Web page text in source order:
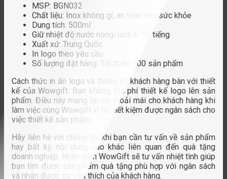
MSP: BGN032
Chất liệu: Inox không gỉ, an toàn cho sức khỏe
Dung tích: 500ml
Giữ nhiệt độ nước nóng/lạnh 6-12 tiếng
Xuất xứ: Trung Quốc
In logo theo yêu cầu
Số lượng đặt hàng: Tối thiểu 100 sản phẩm
Cách thức in ấn logo và thông tin khách hàng bàn với thiết
kế của Wowgift. Bạn không tốn phí thiết kế logo lên sản
phẩm. Điều này mang lại sự thoải mái cho khách hàng khi
làm việc cùng Wowgift vì họ tiết kiệm được ngân sách cho
việc thiết kế sản phẩm.
Hãy liên hệ với chúng tôi khi bạn cần tư vấn về sản phẩm
hay bất kỳ nội dung nào khác liên quan đến quà tặng
doanh nghiệp. Nhân viên WowGift sẽ tư vấn nhiệt tình giúp
bạn tìm được sản phẩm quà tặng phù hợp với ngân sách
và nhận được sự yêu thích của khách hàng.